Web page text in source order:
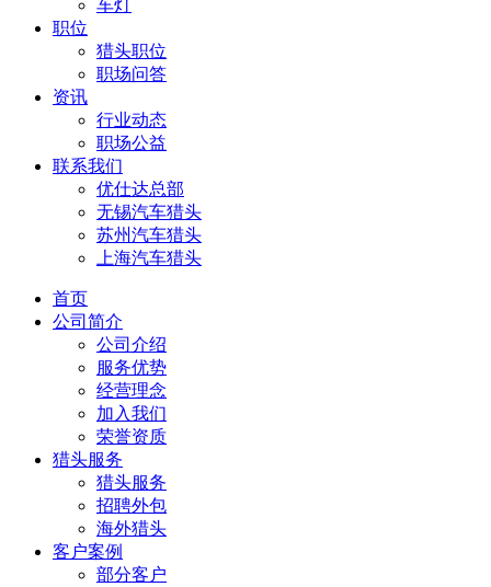
车灯
职位
猎头职位
职场问答
资讯
行业动态
职场公益
联系我们
优仕达总部
无锡汽车猎头
苏州汽车猎头
上海汽车猎头
首页
公司简介
公司介绍
服务优势
经营理念
加入我们
荣誉资质
猎头服务
猎头服务
招聘外包
海外猎头
客户案例
部分客户